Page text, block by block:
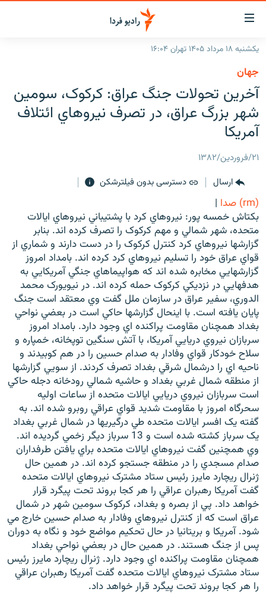
لینک‌های
قابلیت
دسترسی
بازگشت
به
منوی
اصلی
رفتن
صفحه
ایران
جهان
رادیو
گزارش‌های تصویری
گزارش‌های ویدئویی
زنان فردا
English
به ما بپیوندید
زبان‌های دیگر
یکشنبه ۱۸ مرداد ۱۴۰۵ تهران ۱۶:۰۴
جهان
آخرين تحولات جنگ عراق: کرکوک، سومين
شهر بزرگ عراق، در تصرف نيروهاي ائتلاف
آمريكا
۲۱/فروردین/۱۳۸۲
ارسال
دسترسی بدون فیلترشکن
(rm) صدا
|
بکتاش خمسه پور: نيروهاي کرد با پشتيباني نيروهاي ايالات
متحده، شهر شمالي و مهم کرکوک را تصرف کرده اند. بنابر
گزارشها نيروهاي کرد کنترل کرکوک را در دست دارند و شماري از
قواي عراق خود را تسليم نيروهاي کرد کرده اند. بامداد امروز
گزارشهايي مخابره شده اند که هواپيماهاي جنگي آمريکايي به
هدفهايي در نزديکي کرکوک حمله کرده اند. در نيويورک محمد
الدوري، سفير عراق در سازمان ملل گفت وي معتقد است جنگ
پايان يافته است. با اينحال گزارشها حاکي است در بعضي نواحي
بغداد همچنان مقاومت پراکنده اي وجود دارد. بامداد امروز
سربازان نيروي دريايي آمريکا، با آتش سنگين توپخانه، خمپاره و
سلاح خودکار قواي وفادار به صدام حسين را در هم کوبيدند و
ناحيه اي را درشمال شرقي بغداد تصرف کردند. از سويي گزارشها
از منطقه شمال غربي بغداد و حاشيه شمالي رودخانه دجله حاکي
است سربازان نيروي دريايي ايالات متحده از ساعات اوليه
سحرگاه امروز با مقاومت شديد قواي عراقي روبرو شده اند. به
گفته يک افسر ايالات متحده طي درگيريها در شمال غربي بغداد
يک سرباز کشته شده است و 13 سرباز ديگر زخمي گرديده اند.
وي همچنين گفت نيروهاي ايالات متحده براي يافتن طرفداران
صدام مسجدي را در منطقه جستجو کرده اند. در همين حال
ژنرال ريچارد مايرز رئيس ستاد مشترک نيروهاي ايالات متحده
گفت آمريکا رهبران عراقي را هر کجا بروند تحت پيگرد قرار
خواهد داد. پي از بصره و بغداد، کرکوک سومين شهر در شمال
عراق است که از کنترل نيروهاي وفادار به صدام حسين خارج مي
شود. آمريکا و بريتانيا در حال تحکيم مواضع خود و نگاه به دوران
پس از جنگ هستند. در همين حال در بعضي نواحي بغداد
همچنان مقاومت پراکنده اي وجود دارد. ژنرال ريچارد مايرز رئيس
ستاد مشترک نيروهاي ايالات متحده گفت آمريکا رهبران عراقي
را هر کجا بروند تحت پيگرد قرار خواهد داد.